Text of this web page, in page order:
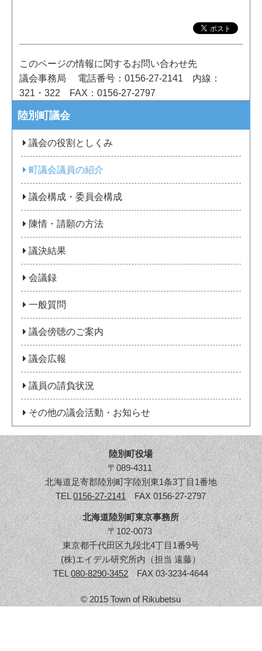
このページの情報に関するお問い合わせ先
議会事務局
電話番号：0156-27-2141
内線：
321・322
FAX：0156-27-2797
陸別町議会
議会の役割としくみ
町議会議員の紹介
議会構成・委員会構成
陳情・請願の方法
議決結果
会議録
一般質問
議会傍聴のご案内
議会広報
議員の請負状況
その他の議会活動・お知らせ
陸別町役場
〒089-4311
北海道足寄郡陸別町字陸別東1条3丁目1番地
TEL0156-27-2141FAX 0156-27-2797
北海道陸別町東京事務所
〒102-0073
東京都千代田区九段北4丁目1番9号
(株)エイデル研究所内（担当 遠藤）
TEL080-8290-3452FAX 03-3234-4644
© 2015 Town of Rikubetsu